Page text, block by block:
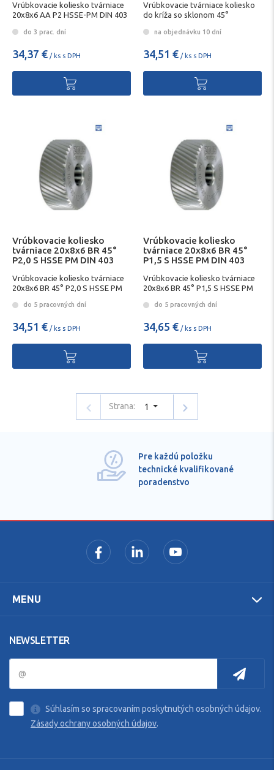
Vrúbkovacie koliesko tvárniace
20x8x6 AA P2 HSSE-PM DIN 403
do 3 prac. dní
34,37 € / ks s DPH
Vrúbkovacie tvárniace koliesko
do kríža so sklonom 45°
na objednávku 10 dní
34,51 € / ks s DPH
Vrúbkovacie koliesko
tvárniace 20x8x6 BR 45°
P2,0 S HSSE PM DIN 403
Vrúbkovacie koliesko tvárniace
20x8x6 BR 45° P2,0 S HSSE PM
do 5 pracovných dní
34,51 € / ks s DPH
Vrúbkovacie koliesko
tvárniace 20x8x6 BR 45°
P1,5 S HSSE PM DIN 403
Vrúbkovacie koliesko tvárniace
20x8x6 BR 45° P1,5 S HSSE PM
do 5 pracovných dní
34,65 € / ks s DPH
Strana: 1
Pre každú položku
technické kvalifikované
poradenstvo
MENU
NEWSLETTER
Súhlasím so spracovaním poskytnutých osobných údajov.
Zásady ochrany osobných údajov.